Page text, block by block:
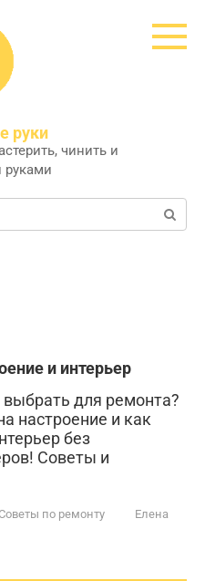
руки
чинить и
руками
и интерьер
для ремонта?
настроение и как
без
Советы и
по ремонту
Елена